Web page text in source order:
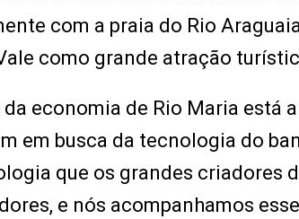
com a praia do Rio
como grande atração
economia de Rio Maria está
em busca da tecnologia do
que os grandes criadores
e nós acompanhamos